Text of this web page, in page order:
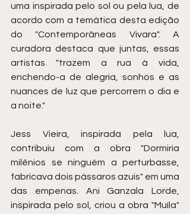
uma inspirada pelo sol ou pela lua, de
acordo com a temática desta edição
do "Contemporâneas Vivara". A
curadora destaca que juntas, essas
artistas "trazem a rua à vida,
enchendo-a de alegria, sonhos e as
nuances de luz que percorrem o dia e
a noite."
Jess Vieira, inspirada pela lua,
contribuiu com a obra "Dormiria
milênios se ninguém a perturbasse,
fabricava dois pássaros azuis" em uma
das empenas. Ani Ganzala Lorde,
inspirada pelo sol, criou a obra "Muíla"